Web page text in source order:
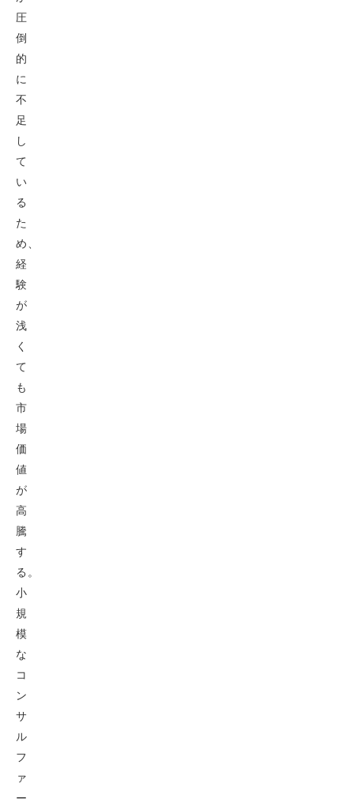
圧
倒
的
に
不
足
し
て
い
る
た
め、
経
験
が
浅
く
て
も
市
場
価
値
が
高
騰
す
る。
小
規
模
な
コ
ン
サ
ル
フ
ァ
ー